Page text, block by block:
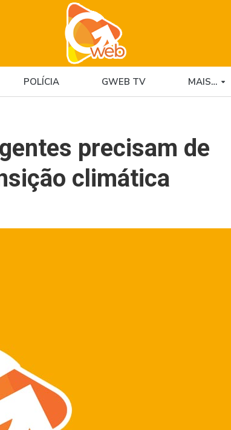
POLÍCIA GWEB TV MAIS…
precisam de
climática